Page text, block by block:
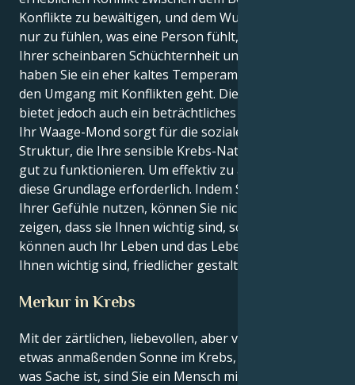
Konflikte zu bewältigen, und dem Wunsch, einfach
nur zu fühlen, was eine Person fühlt, kommen. Trotz
Ihrer scheinbaren Schüchternheit und Sensibilität
haben Sie ein eher kaltes Temperament, wenn es um
den Umgang mit Konflikten geht. Diese Kombination
bietet jedoch auch ein beträchtliches Maß an Macht.
Ihr Waage-Mond sorgt für die soziale und kognitive
Struktur, die Ihre sensible Krebs-Natur braucht, um
gut zu funktionieren. Um effektiv zu arbeiten, ist
diese Grundlage erforderlich. Indem Sie die Tiefe
Ihrer Gefühle nutzen, können Sie nicht nur anderen
zeigen, dass sie Ihnen wichtig sind, sondern Sie
können auch Ihr Leben und das Leben derer, die
Ihnen wichtig sind, friedlicher gestalten.
Merkur in Krebs
Mit der zärtlichen, liebevollen, aber vielleicht auch
etwas anmaßenden Sonne im Krebs, die Ihnen sagt,
was Sache ist, sind Sie ein Mensch mit tiefen, tiefen